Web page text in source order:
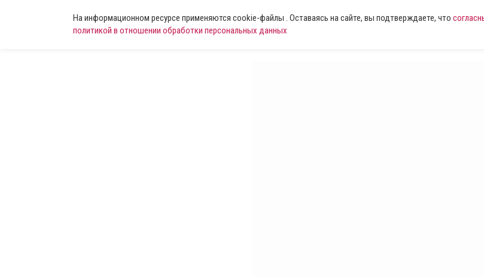
На информационном ресурсе применяются cookie-файлы . Оставаясь на сайте, вы подтверждаете, что
политикой в отношении обработки персональных данных